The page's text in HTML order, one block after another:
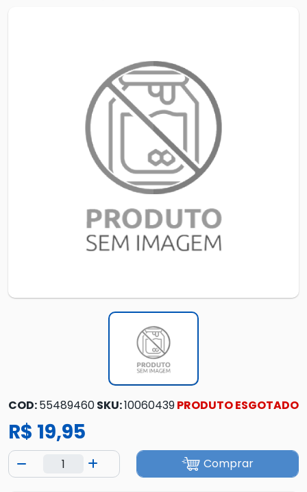
COD:55489460SKU:10060439PRODUTO ESGOTADO
R$ 19,95
Comprar